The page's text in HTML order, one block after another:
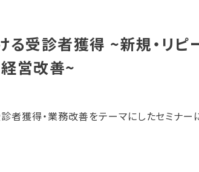
受診者獲得 ~新規・リピ
営改善~
者獲得・業務改善をテーマにしたセミナー